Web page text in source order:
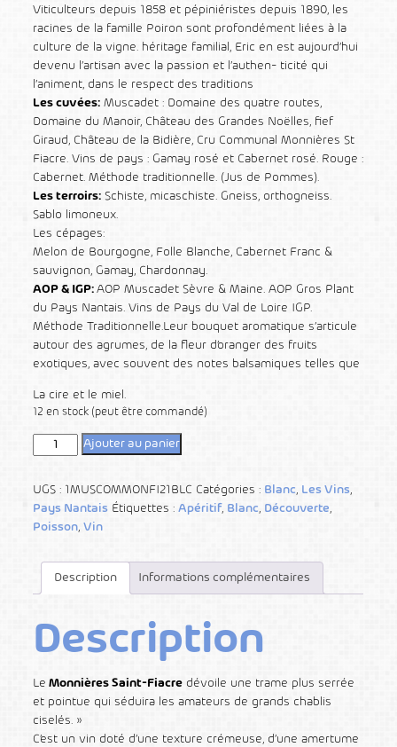
Viticulteurs depuis 1858 et pépiniéristes depuis 1890, les
racines de la famille Poiron sont profondément liées à la
culture de la vigne. héritage familial, Eric en est aujourd’hui
devenu l’artisan avec la passion et l’authen- ticité qui
l’animent, dans le respect des traditions
Les cuvées: Muscadet : Domaine des quatre routes,
Domaine du Manoir, Château des Grandes Noëlles, fief
Giraud, Château de la Bidière, Cru Communal Monnières St
Fiacre. Vins de pays : Gamay rosé et Cabernet rosé. Rouge :
Cabernet. Méthode traditionnelle. (Jus de Pommes).
Les terroirs: Schiste, micaschiste. Gneiss, orthogneiss.
Sablo limoneux.
Les cépages:
Melon de Bourgogne, Folle Blanche, Cabernet Franc &
sauvignon, Gamay, Chardonnay.
AOP & IGP:AOP Muscadet Sèvre & Maine. AOP Gros Plant
du Pays Nantais. Vins de Pays du Val de Loire IGP.
Méthode Traditionnelle.Leur bouquet aromatique s’articule
autour des agrumes, de la fleur d’oranger des fruits
exotiques, avec souvent des notes balsamiques telles que
La cire et le miel.
12 en stock (peut être commandé)
Ajouter au panier
UGS : 1MUSCOMMONFI21BLC Catégories : Blanc, Les Vins,
Pays Nantais Étiquettes :Apéritif, Blanc, Découverte,
Poisson,Vin
Description Informations complémentaires
Description
Le Monnières Saint-Fiacre dévoile une trame plus serrée
et pointue qui séduira les amateurs de grands chablis
ciselés. »
C’est un vin doté d’une texture crémeuse, d’une amertume